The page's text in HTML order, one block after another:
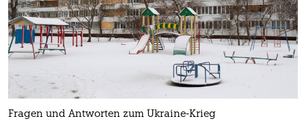
Fragen und Antworten zum Ukraine-Krieg